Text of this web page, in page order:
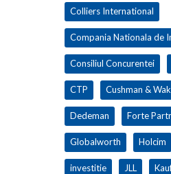
Colliers International
Compania Nationala de
Consiliul Concurentei
CTP Cushman &
Dedeman Forte
Globalworth Holcim
investitie JLL